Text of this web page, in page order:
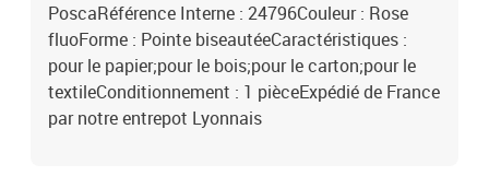
PoscaRéférence Interne : 24796Couleur : Rose
fluoForme : Pointe biseautéeCaractéristiques :
pour le papier;pour le bois;pour le carton;pour le
textileConditionnement : 1 pièceExpédié de France
par notre entrepot Lyonnais